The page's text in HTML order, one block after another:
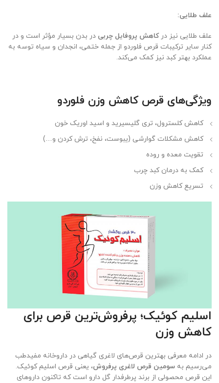
علف طلایی:
علف طلایی نیز درکاهش پروفایل چربی در بدن بسیار مؤثر است و در
کنار سایر ترکیبات قرص فلوردو از جمله ختمی، انجدان و سیاه توسه به
عملکرد بهتر کبد نیز کمک می‌کند.
ویژگی‌های قرص کاهش وزن فلوردو
کاهش کلسترول، تری گلیسیرید و اسید اوریک خون
کاهش مشکلات گوارشی (یبوست، نفخ، ترش کردن و…)
تقویت معده و روده
کمک به درمان کبد چرب
تسریع کاهش وزن
اسلیم کوئیک؛ پرفروش‌ترین قرص برای
کاهش وزن
در ادامه معرفی بهترین قرص‌های لاغری گیاهی در داروخانه مفیدطب
می‌رسیم به سومین قرص لاغری پرفروش، یعنی قرص اسلیم کوئیک.
این قرص محصولی از برند پرطرفدار گل دارو است که تاکنون داروهای